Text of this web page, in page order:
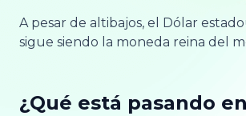
A pesar de altibajos, el Dólar
sigue siendo la moneda reina del
¿Qué está pasando